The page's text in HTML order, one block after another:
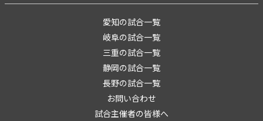
愛知の試合一覧
岐阜の試合一覧
三重の試合一覧
静岡の試合一覧
長野の試合一覧
お問い合わせ
試合主催者の皆様へ